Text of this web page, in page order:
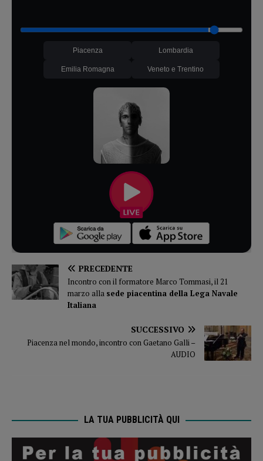
Piacenza Lombardia
Emilia Romagna Veneto e Trentino
PRECEDENTE
Incontro con il formatore Marco Tommasi, il 21
marzo alla sede piacentina della Lega Navale
Italiana
SUCCESSIVO
Piacenza nel mondo, incontro con Gaetano Galli –
AUDIO
LA TUA PUBBLICITÀ QUI